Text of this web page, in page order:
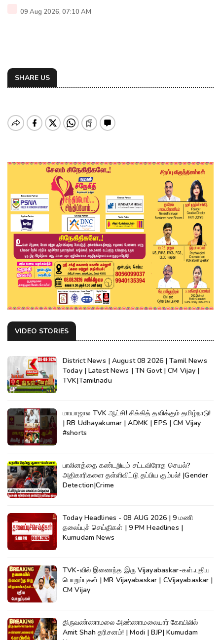
09 Aug 2026, 07:10 AM
SHARE US
VIDEO STORIES
District News | August 08 2026 | Tamil News
Today | Latest News | TN Govt | CM Vijay |
TVK|Tamilnadu
மாயாஜால TVK ஆட்சி! சிக்கித் தவிக்கும் தமிழ்நாடு!
| RB Udhayakumar | ADMK | EPS | CM Vijay
#shorts
பாலினத்தை கண்டறியும் சட்டவிரோத செயல்?
அதிகாரிகளை தள்ளிவிட்டு தப்பிய கும்பல்! |Gender
Detection|Crime
Today Headlines - 08 AUG 2026 | 9 மணி
தலைப்புச் செய்திகள் | 9 PM Headlines |
Kumudam News
TVK-வில் இணைந்த இரு Vijayabaskar-கள்..புதிய
பொறுப்புகள் | MR Vijayabaskar | CVijayabaskar |
CM Vijay
திருவண்ணாமலை அண்ணாமலையார் கோயிலில்
Amit Shah தரிசனம்! | Modi | BJP| Kumudam